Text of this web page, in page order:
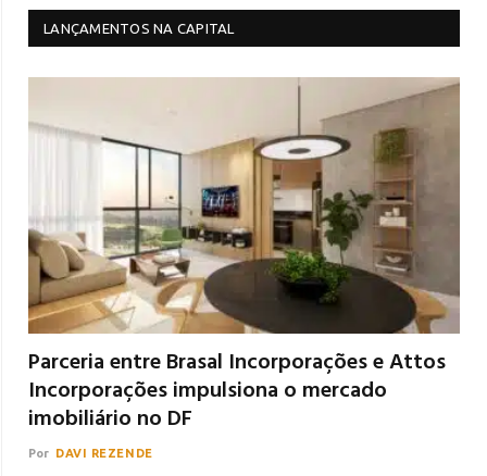
LANÇAMENTOS NA CAPITAL
Parceria entre Brasal Incorporações e Attos
Incorporações impulsiona o mercado
imobiliário no DF
Por DAVI REZENDE